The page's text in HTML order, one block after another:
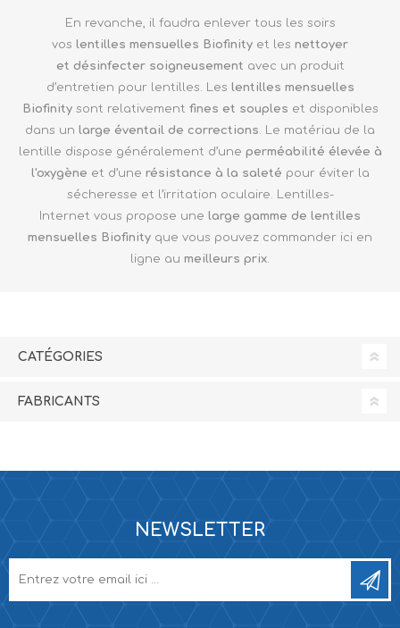
En revanche, il faudra enlever tous les soirs
vos lentilles mensuelles Biofinity et les nettoyer
et désinfecter soigneusement avec un produit
d’entretien pour lentilles. Les lentilles mensuelles
Biofinitysont relativement fines et souples et disponibles
dans un large éventail de corrections. Le matériau de la
lentille dispose généralement d’une perméabilité élevée à
l'oxygène et d’une résistance à la saleté pour éviter la
sécheresse et l’irritation oculaire. Lentilles-
Internet vous propose une large gamme de lentilles
mensuelles Biofinity que vous pouvez commander ici en
ligne au meilleurs prix.
CATÉGORIES
FABRICANTS
NEWSLETTER